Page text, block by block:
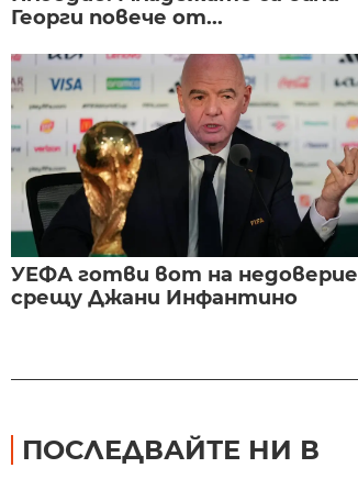
Георги повече от...
УЕФА готви вот на недоверие
срещу Джани Инфантино
ПОСЛЕДВАЙТЕ НИ В